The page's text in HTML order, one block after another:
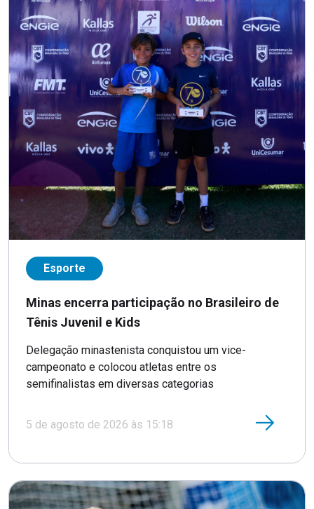
Esporte
Minas encerra participação no Brasileiro de
Tênis Juvenil e Kids
Delegação minastenista conquistou um vice-
campeonato e colocou atletas entre os
semifinalistas em diversas categorias
5 de agosto de 2026 às 15:18